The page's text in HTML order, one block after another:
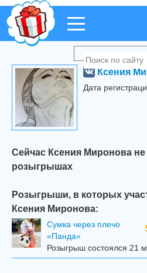
Ксения
Дата
Сейчас Ксения Миронова не
розыгрышах
Розыгрыши, в которых
Ксения Миронова:
Сумка через плечо
«Панда»
Розыгрыш состоялся 21